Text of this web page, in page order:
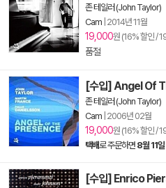
존 테일러 (John Taylor)
Cam 2014년 11월
19,000원 (16% 할인 /
품절
[수입] Angel Of
존 테일러 (John Taylor)
Cam 2006년 02월
19,000원 (16% 할인 /
택배로 주문하면 8월 11
[수입] Enrico